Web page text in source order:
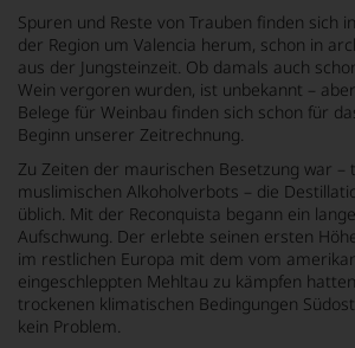
Spuren und Reste von Trauben finden sich
der Region um Valencia herum, schon in
aus der Jungsteinzeit. Ob damals auch
Wein vergoren wurden, ist unbekannt –
Belege für Weinbau finden sich schon für
Beginn unserer Zeitrechnung.
Zu Zeiten der maurischen Besetzung war –
muslimischen Alkoholverbots – die
üblich. Mit der Reconquista begann ein
Aufschwung. Der erlebte seinen ersten
im restlichen Europa mit dem vom
eingeschleppten Mehltau zu kämpfen
trockenen klimatischen Bedingungen
kein Problem.